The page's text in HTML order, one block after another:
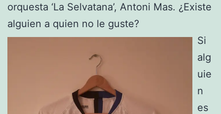
orquesta ‘La Selvatana’, Antoni Mas. ¿Existe
alguien a quien no le guste?
Si
alg
uie
n
es